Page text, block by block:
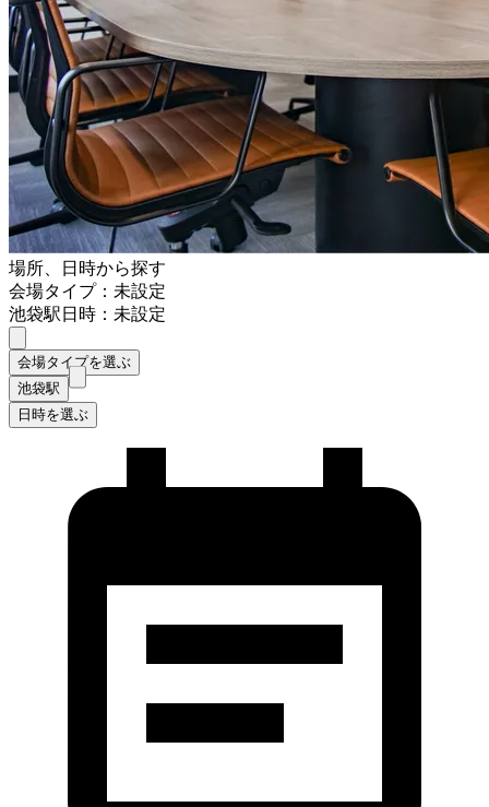
場所、日時から探す
会場タイプ：未設定
池袋駅日時：未設定
会場タイプを選ぶ
池袋駅
日時を選ぶ